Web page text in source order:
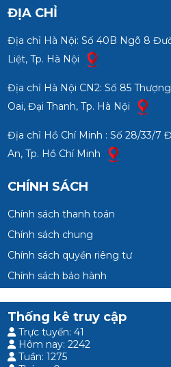
ĐỊA CHỈ
Địa chỉ Hà Nội: Số 40B Ngõ 8
Liệt, Tp. Hà Nội
Địa chỉ Hà Nội CN2: Số 85
Oai, Đại Thanh, Tp. Hà Nội
Địa chỉ Hồ Chí Minh : Số 28/33/7
An, Tp. Hồ Chí Minh
CHÍNH SÁCH
Chính sách thanh toán
Chính sách chung
Chính sách quyền riêng tư
Chính sách bảo hành
Thống kê truy cập
Trực tuyến: 41
Hôm nay: 2242
Tuần: 1275